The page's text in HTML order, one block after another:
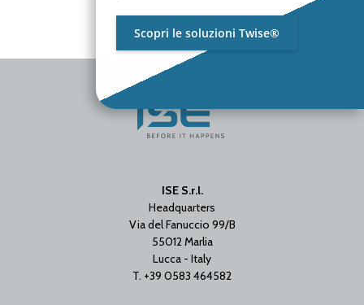
ISE S.r.l.
Headquarters
Via del Fanuccio 99/B
55012 Marlia
Lucca - Italy
T. +39 0583 464582
Scopri le soluzioni Twise®